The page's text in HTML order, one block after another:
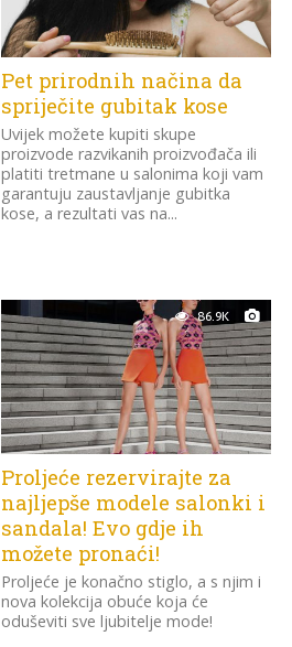
Pet prirodnih načina da
spriječite gubitak kose
Uvijek možete kupiti skupe
proizvode razvikanih proizvođača ili
platiti tretmane u salonima koji vam
garantuju zaustavljanje gubitka
kose, a rezultati vas na...
86.9K
Proljeće rezervirajte za
najljepše modele salonki i
sandala! Evo gdje ih
možete pronaći!
Proljeće je konačno stiglo, a s njim i
nova kolekcija obuće koja će
oduševiti sve ljubitelje mode!